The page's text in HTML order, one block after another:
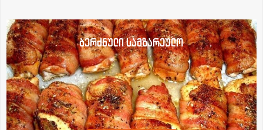
ბერძნული სამზარეულო